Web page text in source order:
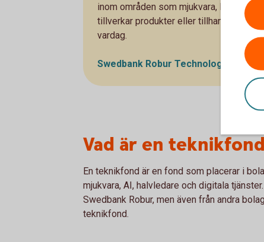
inom områden som mjukvara, IT och
tillverkar produkter eller tillhandahåller
vardag.
Swedbank Robur Technology A - se
Vad är en
En teknikfond är en fond som placerar i
mjukvara, AI, halvledare och digitala
Swedbank Robur, men även från andra
teknikfond.